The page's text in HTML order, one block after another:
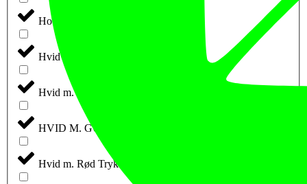
Hot Pink
Hvid
Hvid m. Blå Tryk
HVID M. GULD/GRÅ TRYK
Hvid m. Rød Tryk